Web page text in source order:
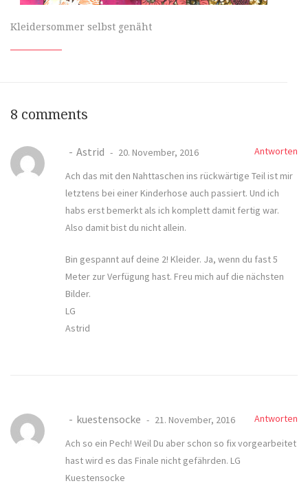
Kleidersommer selbst genäht
8 comments
Astrid 20. November, 2016
Antworten
Ach das mit den Nahttaschen ins rückwärtige Teil ist mir
letztens bei einer Kinderhose auch passiert. Und ich
habs erst bemerkt als ich komplett damit fertig war.
Also damit bist du nicht allein.
Bin gespannt auf deine 2! Kleider. Ja, wenn du fast 5
Meter zur Verfügung hast. Freu mich auf die nächsten
Bilder.
LG
Astrid
kuestensocke 21. November, 2016
Antworten
Ach so ein Pech! Weil Du aber schon so fix vorgearbeitet
hast wird es das Finale nicht gefährden. LG
Kuestensocke